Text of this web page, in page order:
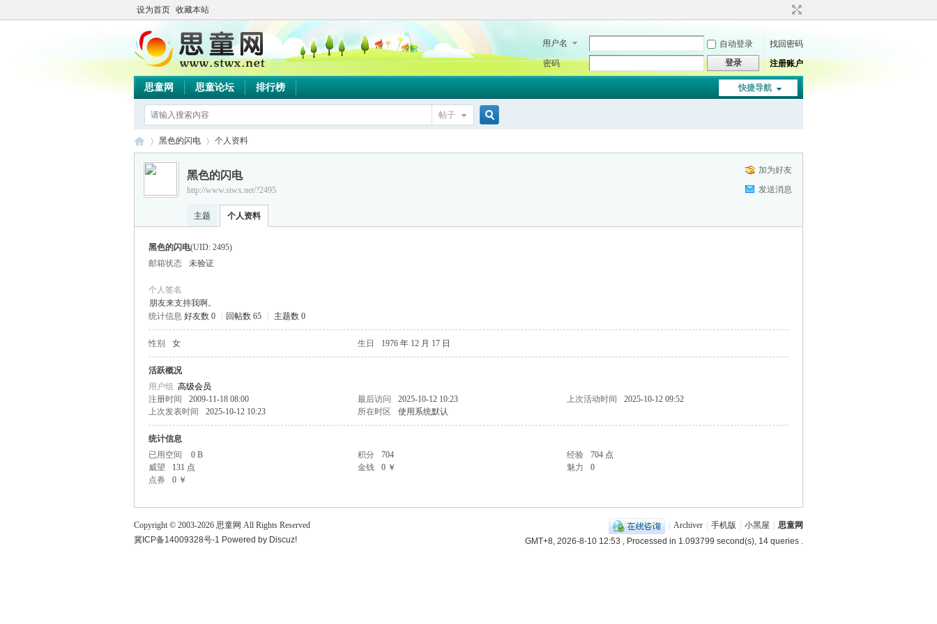
设为首页 收藏本站
用户名 自动登录
找回密码
密码
登录 注册账户
快捷导航
思童网 思童论坛 排行榜
帖子
›
黑色的闪电 个人资料
加为好友
发送消息
黑色的闪电
http://www.stwx.net/?2495
主题 个人资料
黑色的闪电(UID: 2495)
邮箱状态
未验证
个人签名
朋友来支持我啊。
统计信息 好友数 0 回帖数 65 主题数 0
性别 女 生日 1976 年 12 月 17 日
活跃概况
用户组 高级会员
注册时间
2009-11-18 08:00 最后访问 2025-10-12 10:23 上次活动时间
2025-10-12 09:52
上次发表时间
2025-10-12 10:23 所在时区 使用系统默认
统计信息
已用空间
0 B 积分 704 经验
704 点
威望
131 点 金钱 0 ￥ 魅力
0
点券
0 ￥
Archiver 手机版 小黑屋
思童网
GMT+8, 2026-8-10 12:53 , Processed in 1.093799 second(s), 14 queries .
Copyright © 2003-2026 思童网 All Rights Reserved
冀ICP备14009328号-1 Powered by Discuz!